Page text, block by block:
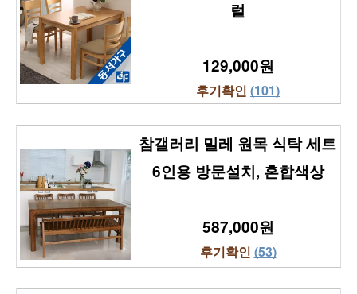
럴
129,000원
후기확인 (101)
참갤러리 밀레 원목 식탁 세트
6인용 방문설치, 혼합색상
587,000원
후기확인 (53)